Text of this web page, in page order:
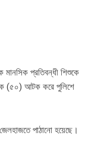
মানসিক প্রতিবন্ধী শিশুকে
(৫০) আটক করে পুলিশে
পাঠানো হয়েছে।